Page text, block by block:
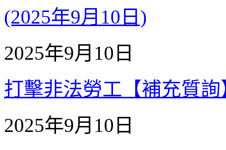
(2025年9月10日)
2025年9月10日
打擊非法勞工【補充質
2025年9月10日